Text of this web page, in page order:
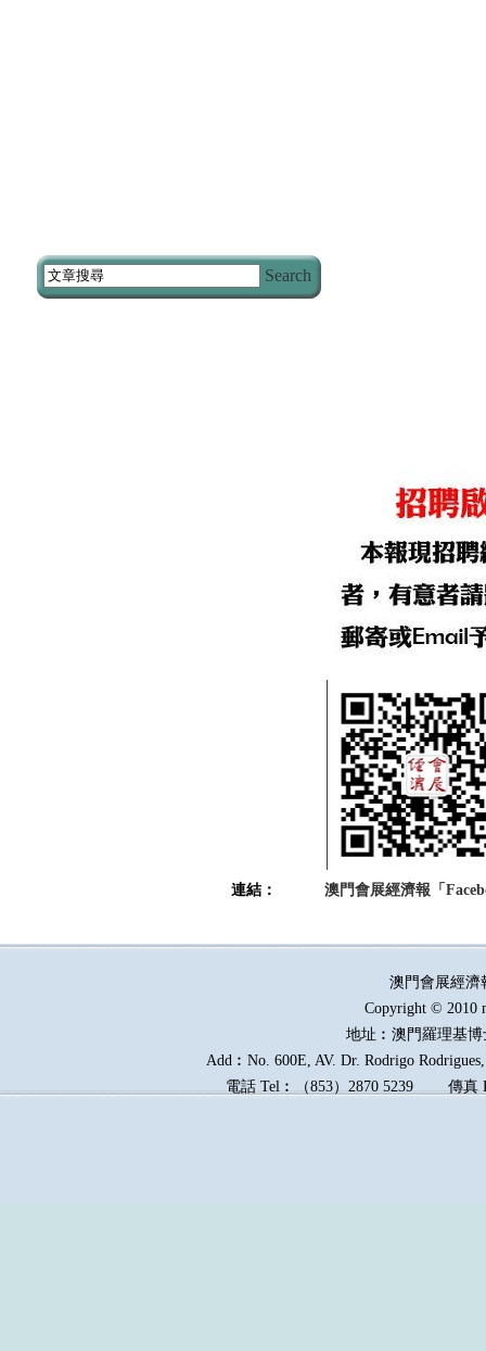
Search
連結： 澳門會展經濟報「
澳門會展經
Copyright © 2010
地址︰澳門羅理基
Add︰No. 600E, AV. Dr. Rodrigo
電話 Tel︰（853）2870 5239傳真